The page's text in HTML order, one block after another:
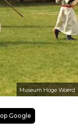
Museum Hoge Woerd
Google